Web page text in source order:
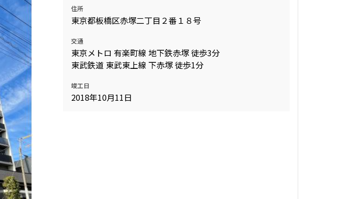
フリーレント
ペット可
コンシェルジュ付き
ブランドマンション
住所
東京都板橋区赤塚二丁目２番１８号
交通
東京メトロ 有楽町線 地下鉄赤塚 徒歩3分
東武鉄道 東武東上線 下赤塚 徒歩1分
竣工日
2018年10月11日